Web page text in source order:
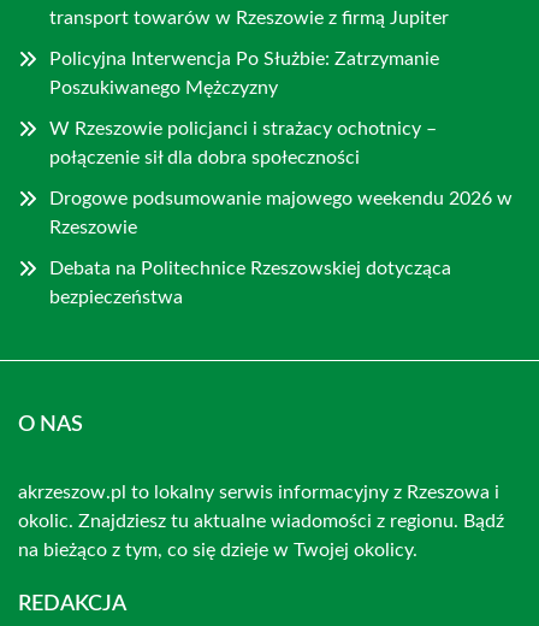
transport towarów w Rzeszowie z firmą Jupiter
Policyjna Interwencja Po Służbie: Zatrzymanie
Poszukiwanego Mężczyzny
W Rzeszowie policjanci i strażacy ochotnicy –
połączenie sił dla dobra społeczności
Drogowe podsumowanie majowego weekendu 2026 w
Rzeszowie
Debata na Politechnice Rzeszowskiej dotycząca
bezpieczeństwa
O NAS
akrzeszow.pl to lokalny serwis informacyjny z Rzeszowa i
okolic. Znajdziesz tu aktualne wiadomości z regionu. Bądź
na bieżąco z tym, co się dzieje w Twojej okolicy.
REDAKCJA